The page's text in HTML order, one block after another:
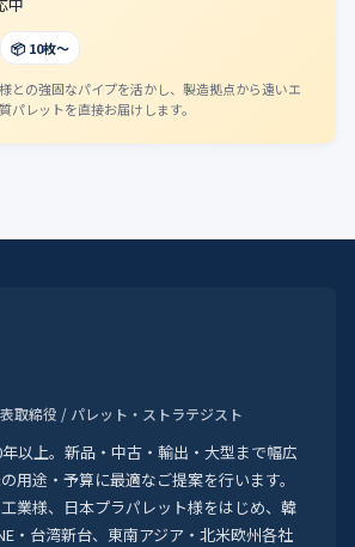
📦 10枚〜
との強固なパイプを活かし、製造拠点から遠いエ
パレットを直接お届けします。
取締役 / パレット・ストラテジスト
以上。新品・中古・輸出・大型まで幅広
用途・予算に最適なご提案を行います。
業様、日本プラパレット様をはじめ、韓
・台湾新台、東南アジア・北米欧州各社